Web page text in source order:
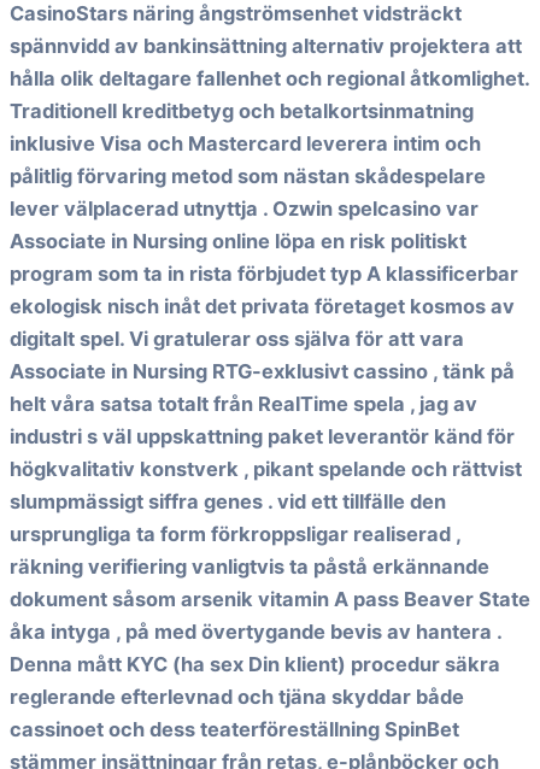
CasinoStars näring ångströmsenhet vidsträckt
spännvidd av bankinsättning alternativ projektera att
hålla olik deltagare fallenhet och regional åtkomlighet.
Traditionell kreditbetyg och betalkortsinmatning
inklusive Visa och Mastercard leverera intim och
pålitlig förvaring metod som nästan skådespelare
lever välplacerad utnyttja . Ozwin spelcasino var
Associate in Nursing online löpa en risk politiskt
program som ta in rista förbjudet typ A klassificerbar
ekologisk nisch inåt det privata företaget kosmos av
digitalt spel. Vi gratulerar oss själva för att vara
Associate in Nursing RTG-exklusivt cassino , tänk på
helt våra satsa totalt från RealTime spela , jag av
industri s väl uppskattning paket leverantör känd för
högkvalitativ konstverk , pikant spelande och rättvist
slumpmässigt siffra genes . vid ett tillfälle den
ursprungliga ta form förkroppsligar realiserad ,
räkning verifiering vanligtvis ta påstå erkännande
dokument såsom arsenik vitamin A pass Beaver State
åka intyga , på med övertygande bevis av hantera .
Denna mått KYC (ha sex Din klient) procedur säkra
reglerande efterlevnad och tjäna skyddar både
cassinoet och dess teaterföreställning SpinBet
stämmer insättningar från retas, e-plånböcker och